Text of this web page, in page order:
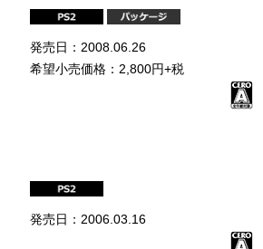
発売日：2008.06.26
希望小売価格：2,800円+税
発売日：2006.03.16